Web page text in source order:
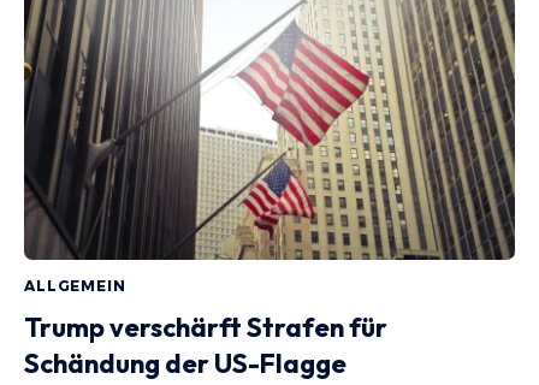
ALLGEMEIN
Trump verschärft Strafen für
Schändung der US-Flagge